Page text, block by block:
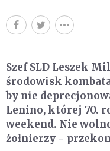
Szef SLD Leszek
środowisk
by nie
Lenino, której 70.
weekend. Nie
żołnierzy -